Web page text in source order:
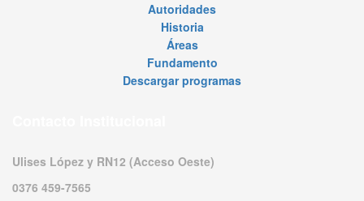
Autoridades
Historia
Áreas
Fundamento
Descargar programas
Ulises López y RN12 (Acceso Oeste)
0376 459-7565